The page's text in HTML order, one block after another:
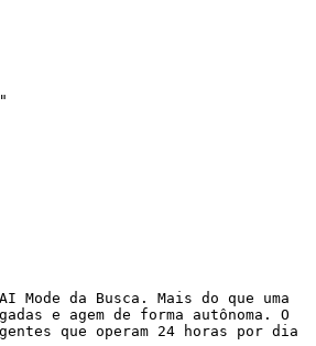
da Busca. Mais do que uma
e agem de forma autônoma. O
que operam 24 horas por dia